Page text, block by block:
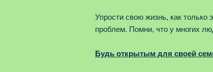
Упрости свою жизнь, как только
проблем. Помни, что у многих
Будь открытым для своей